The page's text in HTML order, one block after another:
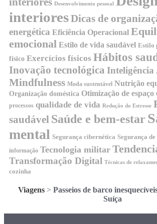
Desenvolvimento pessoal
interioresDicas de
energética Eficiência Operacional
emocional Estilo de vida saudável Estilo
físico Exercícios físicos Hábitos
Inovação tecnológica
Mindfulness Moda sustentável Nutrição
Organização doméstica Otimização de espaço
processos qualidade de vida Redução do Estresse
saudável Saúde e bem-estar
mental Segurança cibernética Segurança de
informação Tecnologia militar
Transformação Digital Técnicas de
cozinha
Viagens > Passeios de barco
Suíça